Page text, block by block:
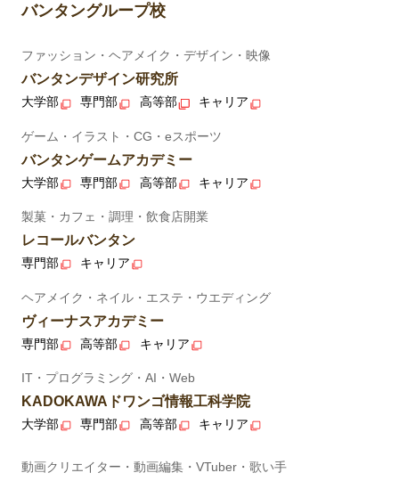
バンタングループ校
ファッション・ヘアメイク・デザイン・映像
バンタンデザイン研究所
大学部 専門部 高等部 キャリア
ゲーム・イラスト・CG・eスポーツ
バンタンゲームアカデミー
大学部 専門部 高等部 キャリア
製菓・カフェ・調理・飲食店開業
レコールバンタン
専門部 キャリア
ヘアメイク・ネイル・エステ・ウエディング
ヴィーナスアカデミー
専門部 高等部 キャリア
IT・プログラミング・AI・Web
KADOKAWAドワンゴ情報工科学院
大学部 専門部 高等部 キャリア
動画クリエイター・動画編集・VTuber・歌い手